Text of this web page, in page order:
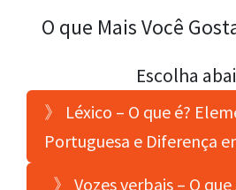
O que Mais Você
Escolha
》 Léxico – O que é?
Portuguesa e Diferença
》 Vozes verbais – O